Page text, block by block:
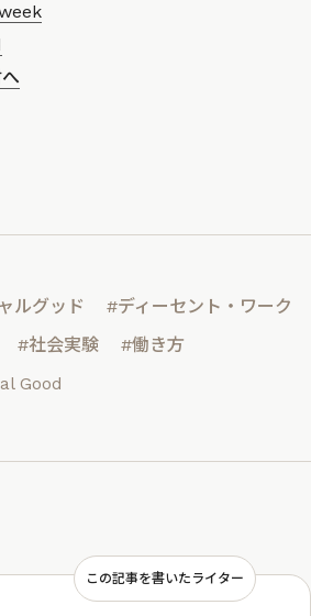
ルグッド
#ディーセント・ワーク
#社会実験
#働き方
Good
この記事を書いたライター